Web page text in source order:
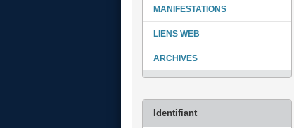
MANIFESTATIONS
LIENS WEB
ARCHIVES